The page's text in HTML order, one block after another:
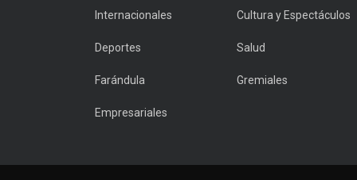
Internacionales Cultura y Espectáculos
Deportes Salud
Farándula Gremiales
Empresariales